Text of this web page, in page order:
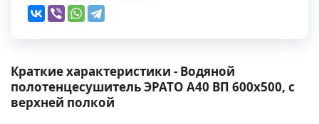
Краткие характеристики - Водяной
полотенцесушитель ЭРАТО А40 ВП 600x500, с
верхней полкой